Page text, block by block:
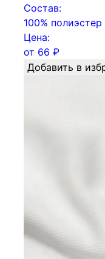
Состав:
100% полиэстер
Цена:
от 66 ₽
Добавить в